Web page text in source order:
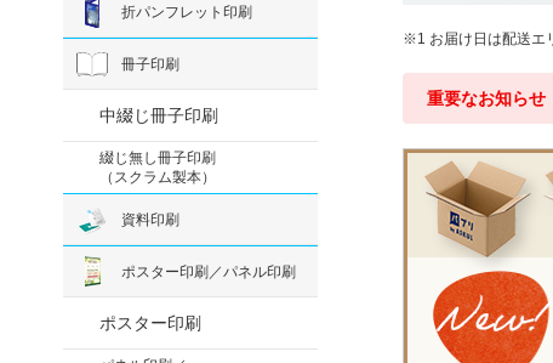
1 お届け日は配送エ
重要なお知らせ
折パンフレット印刷
冊子印刷
中綴じ冊子印刷
綴じ無し冊子印刷
（スクラム製本）
資料印刷
ポスター印刷／パネル印刷
ポスター印刷